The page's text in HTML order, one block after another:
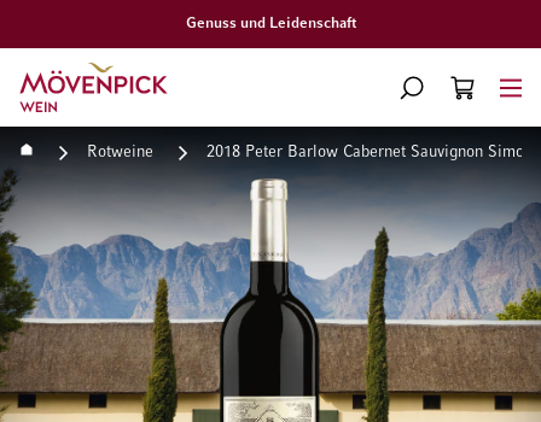
Gratislieferung ab CHF 300.–
Zur Startseite
SUCHE
WARENKORB
Startseite Rotweine 2018 Peter Barlow Cabernet Sauvignon
Zum Ende der Bildgalerie springen